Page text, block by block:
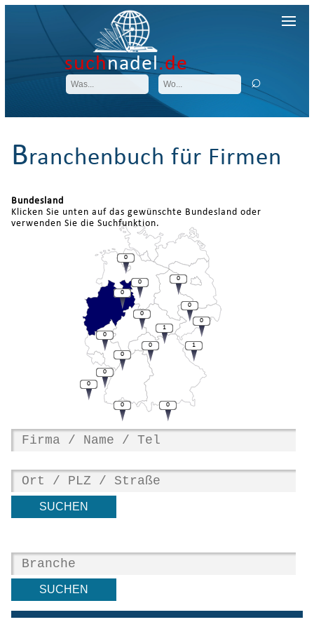
suchnadel.de
Branchenbuch für Firmen
Bundesland
Klicken Sie unten auf das gewünschte Bundesland oder
verwenden Sie die Suchfunktion.
1
0
0
0
1
0
0
0
0
0
0
0
0
0
0
0